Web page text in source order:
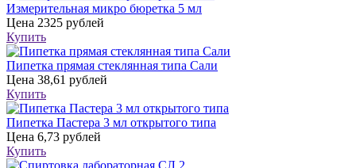
Измерительная микро бюретка 5 мл
Цена 2325 рублей
Купить
Пипетка прямая стеклянная типа Сали
Цена 38,61 рублей
Купить
Пипетка Пастера 3 мл открытого типа
Цена 6,73 рублей
Купить